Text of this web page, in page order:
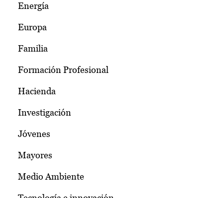
Energía
Europa
Familia
Formación Profesional
Hacienda
Investigación
Jóvenes
Mayores
Medio Ambiente